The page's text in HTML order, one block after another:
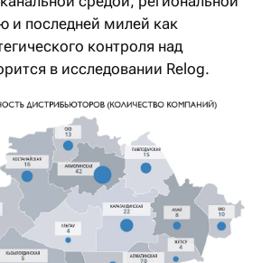
и последней милей как
контроля над
в исследовании Relog.